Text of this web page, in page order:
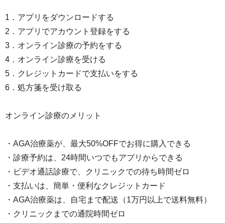
1．アプリをダウンロードする
2．アプリでアカウント登録をする
3．オンライン診療の予約をする
4．オンライン診療を受ける
5．クレジットカードで支払いをする
6．処方箋を受け取る
オンライン診療のメリット
・AGA治療薬が、最大50%OFFでお得に購入できる
・診療予約は、24時間いつでもアプリからできる
・ビデオ通話診療で、クリニックでの待ち時間ゼロ
・支払いは、簡単・便利なクレジットカード
・AGA治療薬は、自宅まで配送（1万円以上で送料無料）
・クリニックまでの通院時間ゼロ